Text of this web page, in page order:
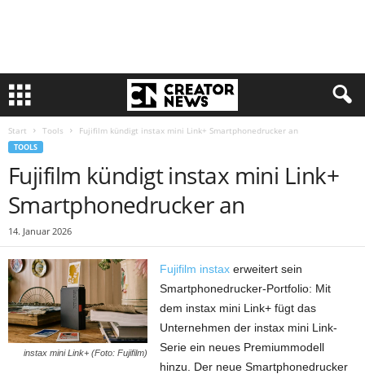
Start Tools Fujifilm kündigt instax mini Link+ Smartphonedrucker an
TOOLS
Fujifilm kündigt instax mini Link+
Smartphonedrucker an
14. Januar 2026
instax mini Link+ (Foto: Fujifilm)
Fujifilm instax erweitert sein
Smartphonedrucker-Portfolio: Mit
dem instax mini Link+ fügt das
Unternehmen der instax mini Link-
Serie ein neues Premiummodell
hinzu. Der neue Smartphonedrucker